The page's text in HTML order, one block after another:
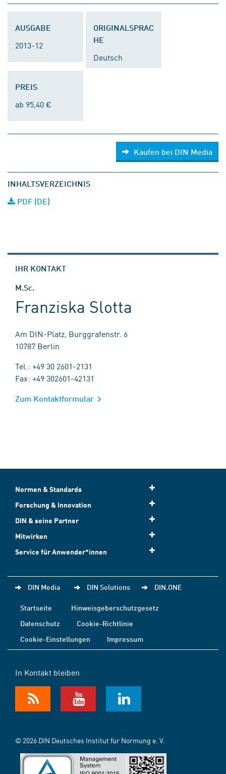
AUSGABE
2013-12
ORIGINALSPRAC
HE
Deutsch
PREIS
ab 95,40 €
Kaufen bei DIN Media
INHALTSVERZEICHNIS
PDF (DE)
IHR KONTAKT
M.Sc.
Franziska Slotta
Am DIN-Platz, Burggrafenstr. 6
10787 Berlin
Tel.: +49 30 2601-2131
Fax: +49 302601-42131
Zum Kontaktformular
Normen & Standards
Forschung & Innovation
DIN & seine Partner
Mitwirken
Service für Anwender*innen
DIN Media DIN Solutions DIN.ONE
Startseite
Hinweisgeberschutzgesetz
Datenschutz
Cookie-Richtlinie
Cookie-Einstellungen
Impressum
In Kontakt bleiben
© 2026 DIN Deutsches Institut für Normung e. V.